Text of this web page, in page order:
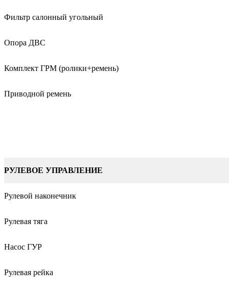
Фильтр салонный угольный
Опора ДВС
Комплект ГРМ (ролики+ремень)
Приводной ремень
РУЛЕВОЕ УПРАВЛЕНИЕ
Рулевой наконечник
Рулевая тяга
Насос ГУР
Рулевая рейка